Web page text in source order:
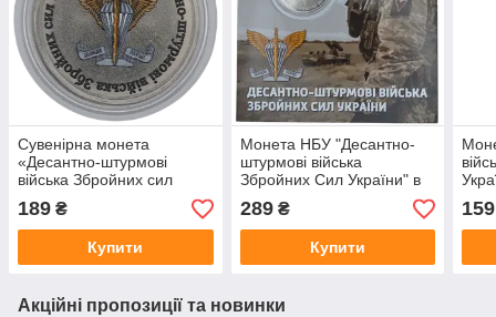
Сувенірна монета
«Десантно-штурмові
війська Збройних сил
України»
189 ₴
Купити
Монета НБУ "Десантно-
штурмові війська
Збройних Сил України" в
сувенірній упаковці
289₴
Купити
159
Акційні пропозиції та новинки